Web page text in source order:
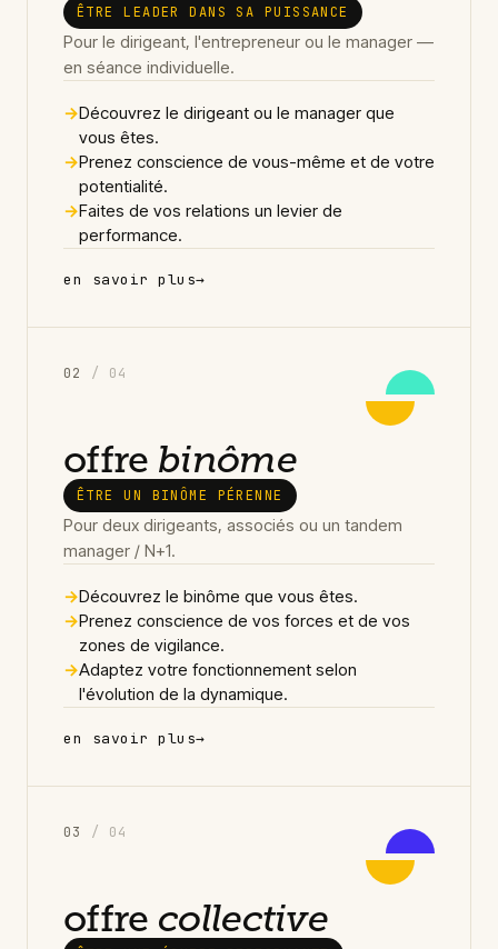
ÊTRE LEADER DANS SA PUISSANCE
Pour le dirigeant, l'entrepreneur ou le manager —
en séance individuelle.
→Découvrez le dirigeant ou le manager que
vous êtes.
→Prenez conscience de vous-même et de votre
potentialité.
→Faites de vos relations un levier de
performance.
en savoir plus→
02 / 04
offre binôme
ÊTRE UN BINÔME PÉRENNE
Pour deux dirigeants, associés ou un tandem
manager / N+1.
→Découvrez le binôme que vous êtes.
→Prenez conscience de vos forces et de vos
zones de vigilance.
→Adaptez votre fonctionnement selon
l'évolution de la dynamique.
en savoir plus→
03 / 04
offre collective